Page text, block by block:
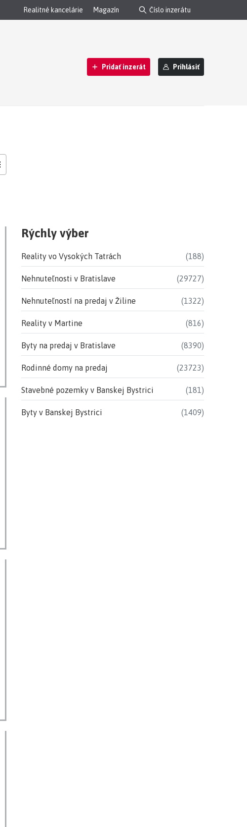
Realitné kancelárie Magazín
Pridať inzerát Prihlásiť
Rýchly výber
Reality vo Vysokých Tatrách (188)
Nehnuteľnosti v Bratislave (29727)
Nehnuteľností na predaj v Žiline (1322)
Reality v Martine (816)
Byty na predaj v Bratislave (8390)
Rodinné domy na predaj (23723)
Stavebné pozemky v Banskej Bystrici (181)
Byty v Banskej Bystrici (1409)